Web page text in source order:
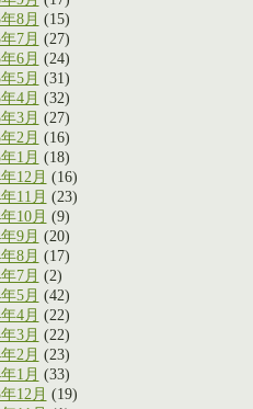
8月 (15)
7月 (27)
6月 (24)
5月 (31)
4月 (32)
3月 (27)
2月 (16)
1月 (18)
12月 (16)
11月 (23)
10月 (9)
9月 (20)
8月 (17)
7月 (2)
5月 (42)
4月 (22)
3月 (22)
2月 (23)
1月 (33)
12月 (19)